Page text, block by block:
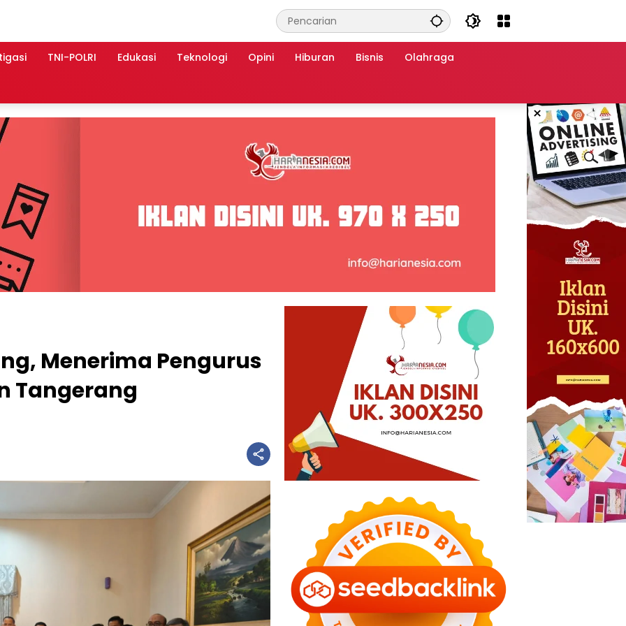
TNI-POLRI Edukasi Teknologi Opini Hiburan Bisnis Olahraga
×
Menerima Pengurus
Tangerang